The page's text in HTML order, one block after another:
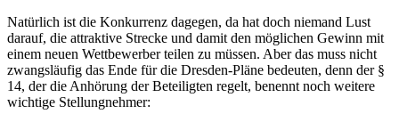
Natürlich ist die Konkurrenz dagegen, da hat doch niemand Lust
darauf, die attraktive Strecke und damit den möglichen Gewinn mit
einem neuen Wettbewerber teilen zu müssen. Aber das muss nicht
zwangsläufig das Ende für die Dresden-Pläne bedeuten, denn der §
14, der die Anhörung der Beteiligten regelt, benennt noch weitere
wichtige Stellungnehmer: